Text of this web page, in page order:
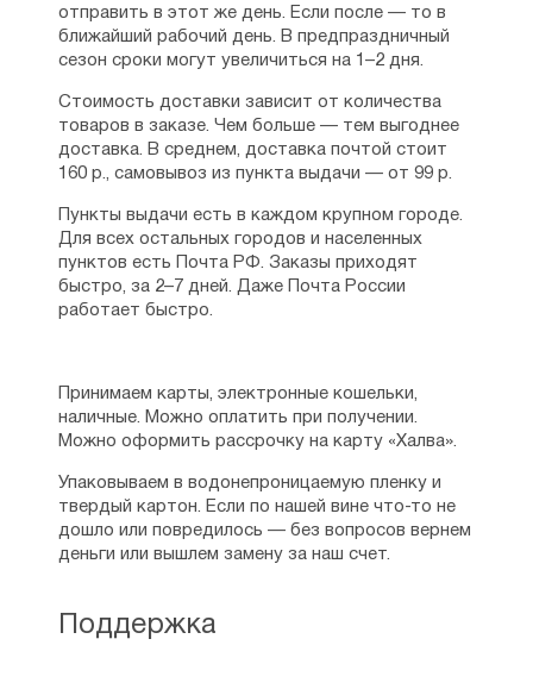
Поддержка
отправить в этот же день. Если после — то в
ближайший рабочий день. В предпраздничный
сезон сроки могут увеличиться на 1–2 дня.
Стоимость доставки зависит от количества
товаров в заказе. Чем больше — тем выгоднее
доставка. В среднем, доставка почтой стоит
160 р., самовывоз из пункта выдачи — от 99 р.
Пункты выдачи есть в каждом крупном городе.
Для всех остальных городов и населенных
пунктов есть Почта РФ. Заказы приходят
быстро, за 2–7 дней. Даже Почта России
работает быстро.
Принимаем карты, электронные кошельки,
наличные. Можно оплатить при получении.
Можно оформить рассрочку на карту «Халва».
Упаковываем в водонепроницаемую пленку и
твердый картон. Если по нашей вине что-то не
дошло или повредилось — без вопросов вернем
деньги или вышлем замену за наш счет.